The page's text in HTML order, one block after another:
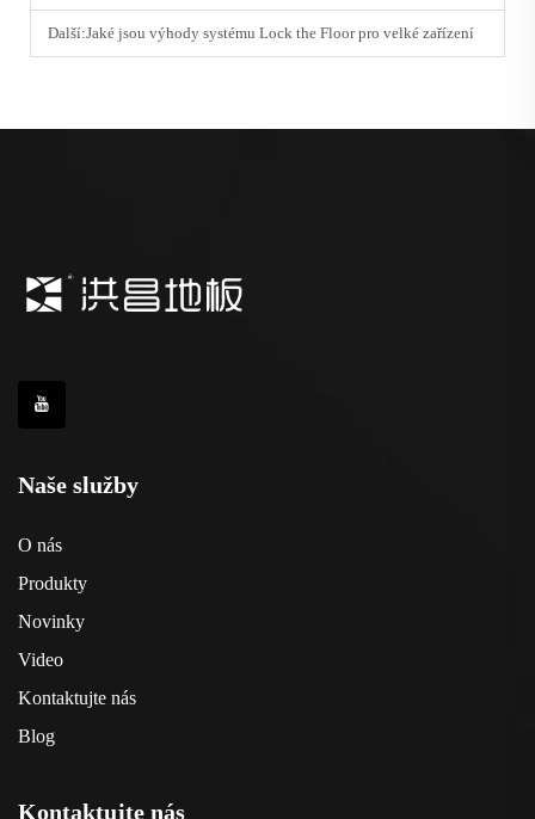
Další:Jaké jsou výhody systému Lock the Floor pro velké zařízení
Naše služby
O nás
Produkty
Novinky
Video
Kontaktujte nás
Blog
Kontaktujte nás